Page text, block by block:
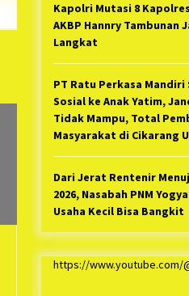
Kapolri Mutasi 8
AKBP Hannry Tambunan
Langkat
PT Ratu Perkasa
Sosial ke Anak Yatim,
Tidak Mampu, Total
Masyarakat di Cikarang
Dari Jerat Rentenir
2026, Nasabah PNM
Usaha Kecil Bisa Bangkit
https://www.youtube.com/